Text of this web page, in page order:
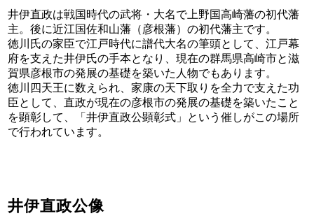
井伊直政は戦国時代の武将・大名で上野国高崎藩の初代藩
主。後に近江国佐和山藩（彦根藩）の初代藩主です。
徳川氏の家臣で江戸時代に譜代大名の筆頭として、江戸幕
府を支えた井伊氏の手本となり、現在の群馬県高崎市と滋
賀県彦根市の発展の基礎を築いた人物でもあります。
徳川四天王に数えられ、家康の天下取りを全力で支えた功
臣として、直政が現在の彦根市の発展の基礎を築いたこと
を顕彰して、「井伊直政公顕彰式」という催しがこの場所
で行われています。
井伊直政公像